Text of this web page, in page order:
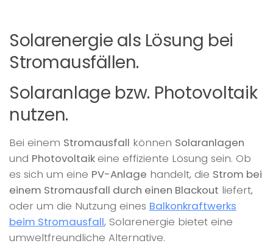
Solarenergie als Lösung bei
Stromausfällen.
Solaranlage bzw. Photovoltaik
nutzen.
Bei einem Stromausfall können Solaranlagen
und Photovoltaikeine effiziente Lösung sein. Ob
es sich um eine PV-Anlage handelt, die Strom bei
einem Stromausfall durch einen Blackout liefert,
oder um die Nutzung eines Balkonkraftwerks
beim Stromausfall, Solarenergie bietet eine
umweltfreundliche Alternative.